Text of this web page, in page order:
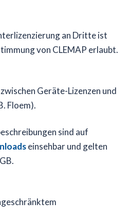
an Dritte ist
von CLEMAP erlaubt.
Geräte-Lizenzen und
Floem).
sind auf
einsehbar und gelten